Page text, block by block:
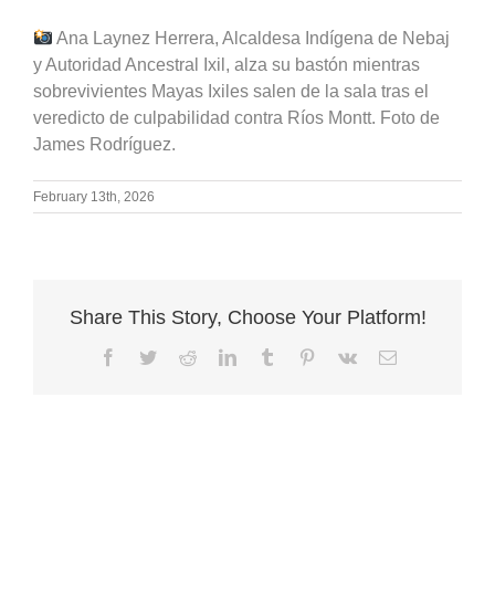
Ana Laynez Herrera, Alcaldesa Indígena de Nebaj
y Autoridad Ancestral Ixil, alza su bastón mientras
sobrevivientes Mayas Ixiles salen de la sala tras el
veredicto de culpabilidad contra Ríos Montt. Foto de
James Rodríguez.
February 13th, 2026
Share This Story, Choose Your Platform!
Facebook
TwitterRedditLinkedInTumblr Pinterest
Vk Email